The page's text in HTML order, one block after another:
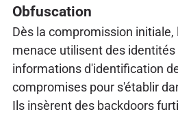
Obfuscation
Dès la compromission initiale,
menace utilisent des
informations d'identification
compromises pour s'établir
Ils insèrent des backdoors